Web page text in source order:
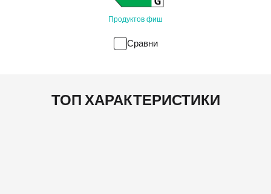
Продуктов фиш
Сравни
ТОП ХАРАКТЕРИСТИКИ